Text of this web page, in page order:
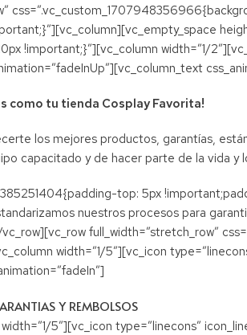
width=”1/
como tu tienda Cosplay Favorita!
los mejores productos, garantías,
capacitado y de hacer parte de la vida
top: 5px
nuestros procesos para
full_width=”stretch_row”
width=”1/5″][vc_icon
Y REMBOLSOS
5″][vc_icon type=”linecons”